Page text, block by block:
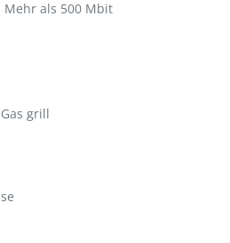
Mehr als 500 Mbit
grill